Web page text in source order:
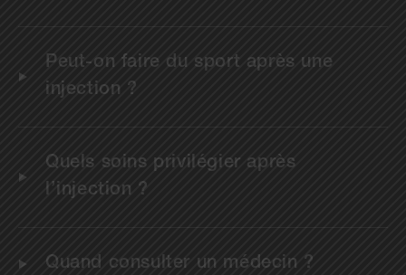
Peut-on faire du sport après une
injection ?
Quels soins privilégier après
l’injection ?
Quand consulter un médecin ?